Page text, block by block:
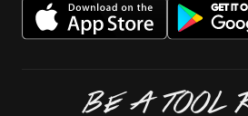
BE A TOOL